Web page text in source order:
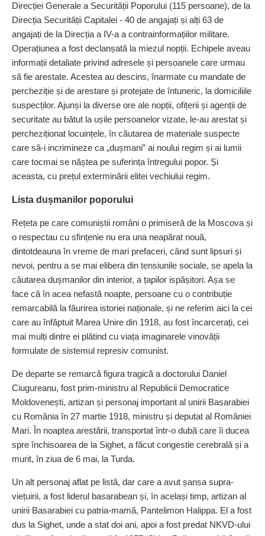
Direcției Generale a Securității Poporului (115 persoane), de la
Direcția Securității Capitalei - 40 de angajați și alți 63 de
angajați de la Direcția a IV-a a contra­informațiilor militare.
Opera­țiu­nea a fost de­clanșată la miezul nopții. Echipele aveau
informații detaliate privind adresele și persoanele care urmau
să fie arestate. Acestea au descins, înarmate cu mandate de
percheziție și de arestare și protejate de întuneric, la domiciliile
suspecților. Ajunși la diverse ore ale nopții, ofițerii și agenții de
securitate au bătut la ușile persoanelor vizate, le-au arestat și
percheziționat locu­ințele, în căutarea de materiale suspecte
care să-i incrimineze ca „dușmani” ai noului regim și ai lumii
care tocmai se năștea pe suferința întregului popor. Și
aceasta, cu prețul exterminării elitei vechiului regim.
Lista dușmanilor poporului
Rețeta pe care comuniștii români o primiseră de la Moscova și
o respectau cu sfințenie nu era una neapărat nouă,
dintotdeauna în vreme de mari prefaceri, când sunt lipsuri și
nevoi, pentru a se mai elibera din tensiunile sociale, se apela la
căutarea dușmanilor din interior, a țapilor ispășitori. Așa se
face că în acea nefastă noapte, persoane cu o contribuție
remarcabilă la făurirea istoriei naționale, și ne referim aici la cei
care au înfăptuit Marea Unire din 1918, au fost încarcerați, cei
mai mulți dintre ei plătind cu viața imaginarele vinovății
formulate de sistemul represiv comunist.
De departe se remarcă figura tragică a doctorului Daniel
Ciugureanu, fost prim-ministru al Republicii Democratice
Moldo­venești, artizan și personaj important al unirii Basarabiei
cu România în 27 martie 1918, ministru și deputat al României
Mari. În noaptea arestării, transportat într-o dubă care îi ducea
spre închisoarea de la Sighet, a făcut congestie cerebrală și a
murit, în ziua de 6 mai, la Turda.
Un alt personaj aflat pe listă, dar care a avut șansa supra­
viețuirii, a fost liderul basarabean și, în același timp, artizan al
unirii Basarabiei cu patria-mamă, Pantelimon Halippa. El a fost
dus la Sighet, unde a stat doi ani, apoi a fost predat NKVD-ului